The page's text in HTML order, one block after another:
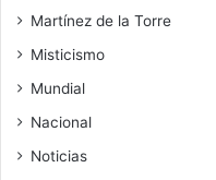
Martínez de la Torre
Misticismo
Mundial
Nacional
Noticias